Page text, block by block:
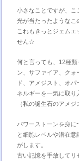
小さなことですが、
光が当たったようなこ
これもきっとジェムエ
せん☆
何と言っても、12種
ン、サファイア、ク
ド、アメジスト、オ
ネルギーを一気に取り
（私の誕生石のアメ
パワーストーンを身に
と細胞レベルや潜在
がします。
古い記憶を手放してリ